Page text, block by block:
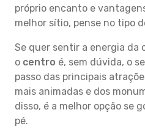
próprio encanto e
melhor sítio, pense no tipo
Se quer sentir a energia da
o centro é, sem dúvida, o
passo das principais
mais animadas e dos
disso, é a melhor opção se
pé.